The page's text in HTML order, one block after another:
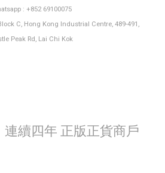
: +852 69100075
C, Hong Kong Industrial Centre, 489-491,
Peak Rd, Lai Chi Kok
連續四年 正版正貨商戶